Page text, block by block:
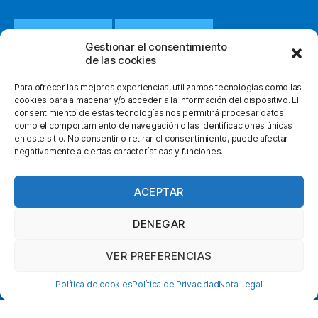
Gestionar el consentimiento
de las cookies
Para ofrecer las mejores experiencias, utilizamos tecnologías como las
cookies para almacenar y/o acceder a la información del dispositivo. El
consentimiento de estas tecnologías nos permitirá procesar datos
como el comportamiento de navegación o las identificaciones únicas
en este sitio. No consentir o retirar el consentimiento, puede afectar
negativamente a ciertas características y funciones.
ACEPTAR
DENEGAR
VER PREFERENCIAS
Política de cookiesPolítica de PrivacidadNota Legal
INFO@ORTOPEDIACLOT.COM
© 2026Ortopedia Clot facebookinstagramyoutubeSubir↑
Política de Privacidad
Nota Legal
Envíos y Devoluciones
Política de Cookies